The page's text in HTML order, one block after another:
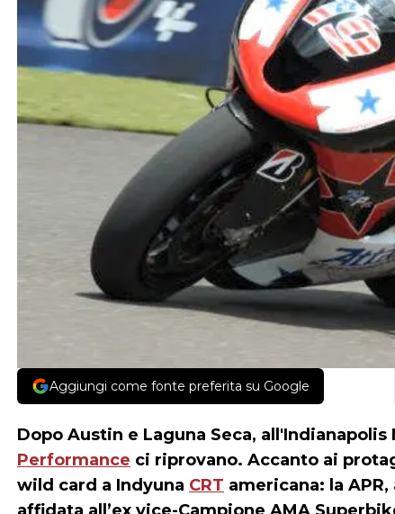
Aggiungi come fonte preferita su Google
Dopo Austin e Laguna Seca,
Performance ci riprovano. Accanto ai
wild card a Indyuna CRT americana: la